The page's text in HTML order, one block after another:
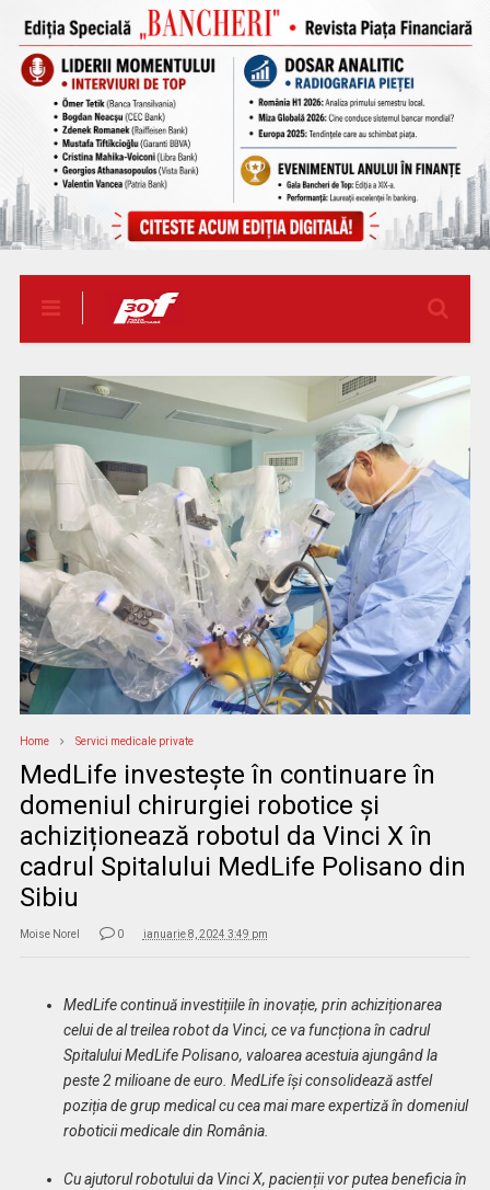
Home Servici medicale private
MedLife investește în continuare în
domeniul chirurgiei robotice și
achiziționează robotul da Vinci X în
cadrul Spitalului MedLife Polisano din
Sibiu
Moise Norel 0 ianuarie 8, 2024 3:49 pm
MedLife continuă investițiile în inovație, prin achiziționarea
celui de al treilea robot da Vinci, ce va funcționa în cadrul
Spitalului MedLife Polisano, valoarea acestuia ajungând la
peste 2 milioane de euro. MedLife își consolidează astfel
poziția de grup medical cu cea mai mare expertiză în domeniul
roboticii medicale din România.
Cu ajutorul robotului da Vinci X, pacienții vor putea beneficia în